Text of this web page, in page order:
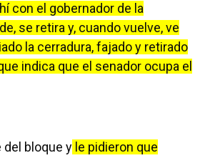
con el gobernador de la
se retira y, cuando vuelve, ve
la cerradura, fajado y retirado
indica que el senador ocupa el
del bloque y le pidieron que